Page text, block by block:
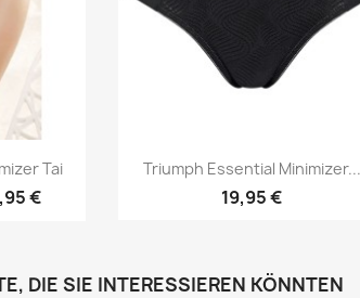
Tai
€
Vorschau
Triumph Essential Minimizer...
19,95 €
DIE SIE INTERESSIEREN KÖNNTEN